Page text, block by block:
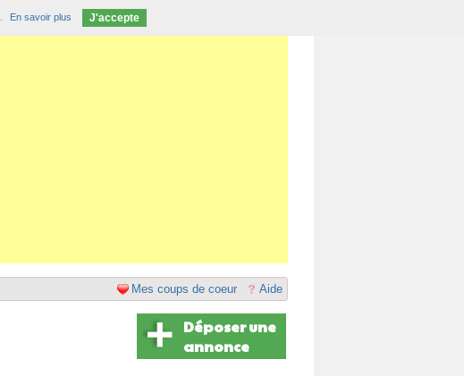
Aide
Mes coups de coeur
Déposer une
annonce
En savoir plus J'accepte